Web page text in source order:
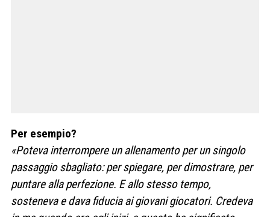
Per esempio?
«Poteva interrompere un allenamento per un singolo
passaggio sbagliato: per spiegare, per dimostrare, per
puntare alla perfezione. E allo stesso tempo,
sosteneva e dava fiducia ai giovani giocatori. Credeva